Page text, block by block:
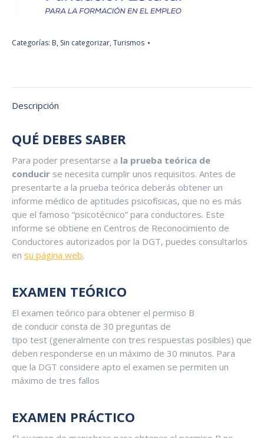
Categorías: B, Sin categorizar, Turismos
Descripción
QUÉ DEBES SABER
Para poder presentarse a la prueba teórica de
conducir se necesita cumplir unos requisitos. Antes de
presentarte a la prueba teórica deberás obtener un
informe médico de aptitudes psicofísicas, que no es más
que el famoso “psicotécnico” para conductores. Este
informe se obtiene en Centros de Reconocimiento de
Conductores autorizados por la DGT, puedes consultarlos
en su página web.
EXAMEN TEÓRICO
El examen teórico para obtener el permiso B
de conducir consta de 30 preguntas de
tipo test (generalmente con tres respuestas posibles) que
deben responderse en un máximo de 30 minutos. Para
que la DGT considere apto el examen se permiten un
máximo de tres fallos
EXAMEN PRÁCTICO